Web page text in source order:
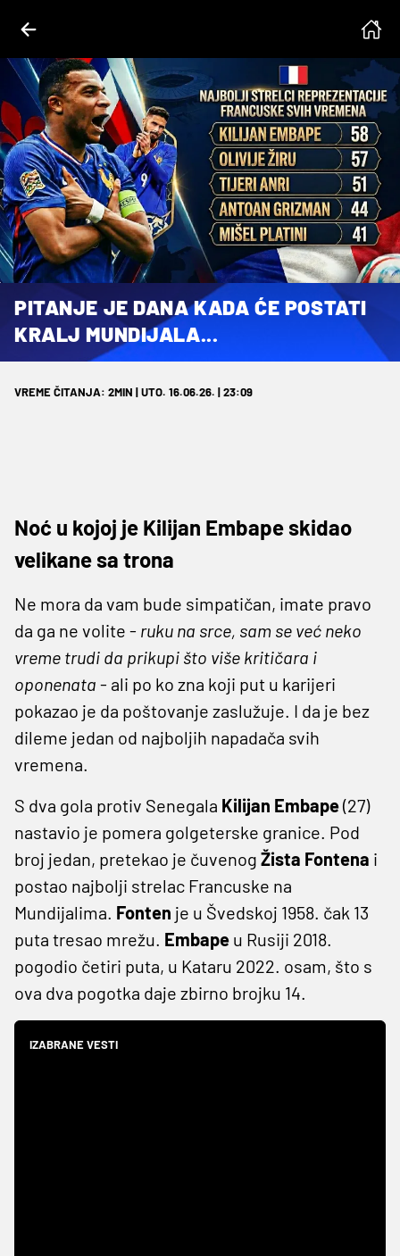
PITANJE JE DANA KADA ĆE POSTATI
KRALJ MUNDIJALA...
VREME ČITANJA: 2MIN | UTO. 16.06.26. | 23:09
Noć u kojoj je Kilijan Embape skidao
velikane sa trona
Ne mora da vam bude simpatičan, imate pravo
da ga ne volite - ruku na srce, sam se već neko
vreme trudi da prikupi što više kritičara i
oponenata - ali po ko zna koji put u karijeri
pokazao je da poštovanje zaslužuje. I da je bez
dileme jedan od najboljih napadača svih
vremena.
S dva gola protiv Senegala Kilijan Embape(27)
nastavio je pomera golgeterske granice. Pod
broj jedan, pretekao je čuvenog Žista Fontena i
postao najbolji strelac Francuske na
Mundijalima. Fonten je u Švedskoj 1958. čak 13
puta tresao mrežu. Embape u Rusiji 2018.
pogodio četiri puta, u Kataru 2022. osam, što s
ova dva pogotka daje zbirno brojku 14.
IZABRANE VESTI